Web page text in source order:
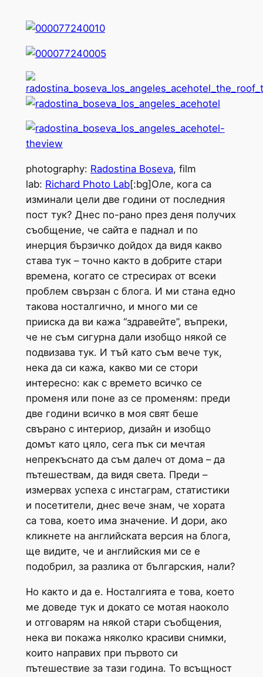
photography: Radostina Boseva, film
lab: Richard Photo Lab[:bg]Оле, кога са
изминали цели две години от последния
пост тук? Днес по-рано през деня получих
съобщение, че сайта е паднал и по
инерция бързичко дойдох да видя какво
става тук – точно както в добрите стари
времена, когато се стресирах от всеки
проблем свързан с блога. И ми стана едно
такова носталгично, и много ми се
прииска да ви кажа “здравейте”, въпреки,
че не съм сигурна дали изобщо някой се
подвизава тук. И тъй като съм вече тук,
нека да си кажа, какво ми се стори
интересно: как с времето всичко се
променя или поне аз се променям: преди
две години всичко в моя свят беше
свърано с интериор, дизайн и изобщо
домът като цяло, сега пък си мечтая
непрекъснато да съм далеч от дома – да
пътешествам, да видя света. Преди –
измервах успеха с инстаграм, статистики
и посетители, днес вече знам, че хората
са това, което има значение. И дори, ако
кликнете на английската версия на блога,
ще видите, че и английския ми се е
подобрил, за разлика от българския, нали?
Но както и да е. Носталгията е това, което
ме доведе тук и докато се мотая наоколо
и отговарям на някой стари съобщения,
нека ви покажа няколко красиви снимки,
които направих при първото си
пътешествие за тази година. То всъщност